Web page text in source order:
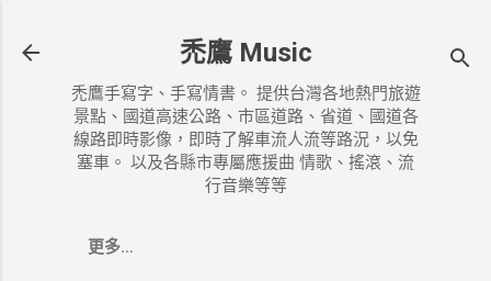
禿鷹 Music
禿鷹手寫字、手寫情書。 提供台灣各地熱門旅遊
景點、國道高速公路、市區道路、省道、國道各
線路即時影像，即時了解車流人流等路況，以免
塞車。 以及各縣市專屬應援曲 情歌、搖滾、流
行音樂等等
更多…